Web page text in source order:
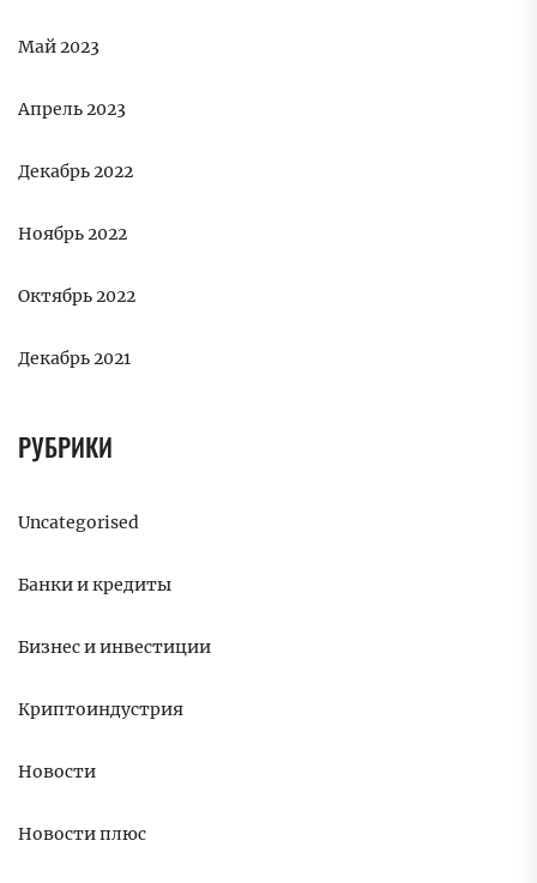
Май 2023
Апрель 2023
Декабрь 2022
Ноябрь 2022
Октябрь 2022
Декабрь 2021
РУБРИКИ
Uncategorised
Банки и кредиты
Бизнес и инвестиции
Криптоиндустрия
Новости
Новости плюс